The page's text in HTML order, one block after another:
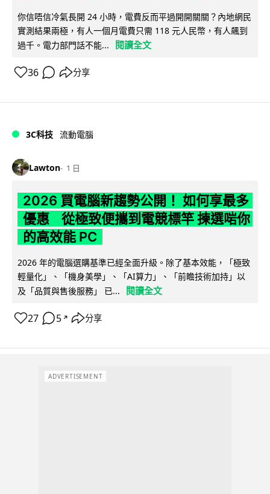
你信唔信冷氣長開 24 小時，電費反而平過開開關關？內地網民
實測結果兩極，有人一個月電費只需 118 元人民幣，有人飆到
過千。電力部門話不能...
閱讀全文
36 分享
3C科技 流動電腦
Lawton 1 日
2026 買電腦新趨勢公開！ 如何享最多
優惠 從極致便攜到電競標竿 揀選啱你
的高效能 PC
2026 年的電腦選購基準已經全面升級。除了基本效能，「極致
輕量化」、「機身美學」、「AI算力」、「前瞻技術加持」以
及「品質與售後服務」 已...
閱讀全文
27 5 ↗ 分享
ADVERTISEMENT